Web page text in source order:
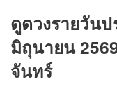
ดูดวงรายวัน
มิถุนายน
จันทร์